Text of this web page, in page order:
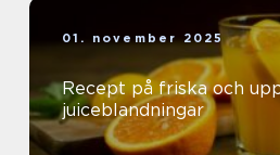
01. november 2025
Recept på friska och
juiceblandningar